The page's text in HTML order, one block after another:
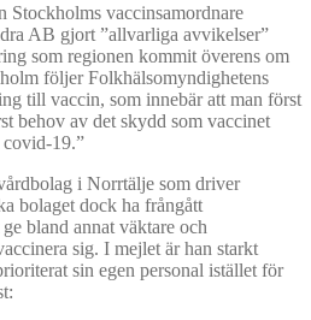
vaccinsamordnare
AB gjort ”allvarliga avvikelser”
som regionen kommit överens om
följer Folkhälsomyndighetens
till vaccin, som innebär att man först
behov av det skydd som vaccinet
19.”
i Norrtälje som driver
bolaget dock ha frångått
bland annat väktare och
sig. I mejlet är han starkt
sin egen personal istället för